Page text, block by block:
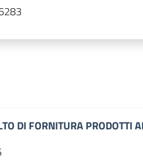
DI FORNITURA PRODOTTI